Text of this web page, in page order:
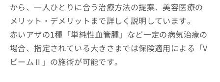
から、一人ひとりに合う治療方法の提案、美容医療の
メリット・デメリットまで詳しく説明しています。
赤いアザの1種「単純性血管腫」など一定の病気治療の
場合、指定されている大きさまでは保険適用による「V
ビームⅡ」の施術が可能です。